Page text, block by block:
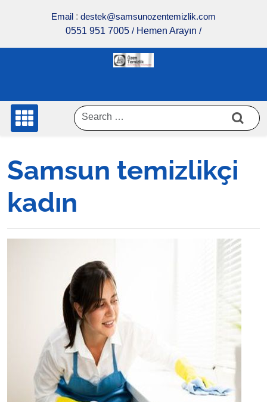
Email : destek@samsunozentemizlik.com
0551 951 7005 / Hemen Arayın /
Samsun temizlikçi
kadın